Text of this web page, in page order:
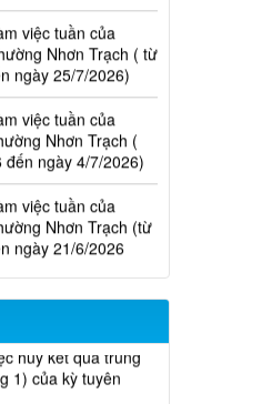
việc tuần của
Nhơn Trạch ( từ
ngày 25/7/2026)
việc tuần của
Nhơn Trạch (
ngày 4/7/2026)
việc tuần của
Nhơn Trạch (từ
ngày 21/6/2026
công dân của Chủ
phường tại các
phường Nhơn
bồi thường, hỗ
hủy kết quả trúng
1) của kỳ tuyên